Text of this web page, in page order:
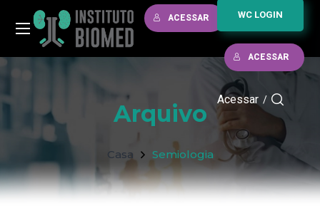
ACESSAR WC LOGIN
ACESSAR
Acessar /
Arquivo
Casa Semiologia